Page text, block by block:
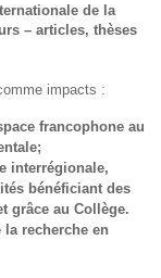
de la
– articles, thèses
impacts :
francophone au
interrégionale,
bénéficiant des
grâce au Collège.
recherche en